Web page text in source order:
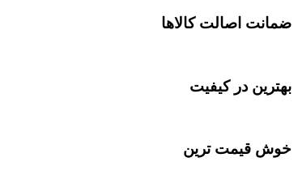
ضمانت اصالت کالاها
بهترین در کیفیت
خوش قیمت ترین